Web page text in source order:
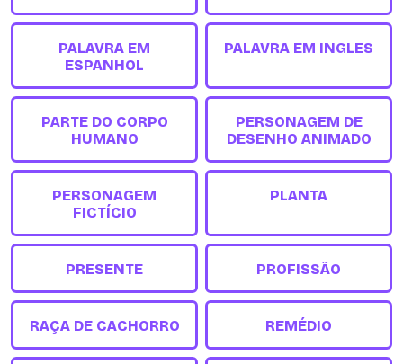
PALAVRA EM
ESPANHOL
PALAVRA EM INGLES
PARTE DO CORPO
HUMANO
PERSONAGEM DE
DESENHO ANIMADO
PERSONAGEM
FICTÍCIO
PLANTA
PRESENTE PROFISSÃO
RAÇA DE CACHORRO REMÉDIO